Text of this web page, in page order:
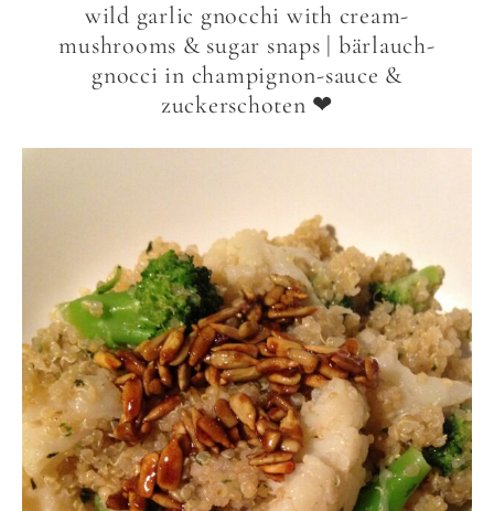
wild garlic gnocchi with cream-
mushrooms & sugar snaps | bärlauch-
gnocci in champignon-sauce &
zuckerschoten ❤